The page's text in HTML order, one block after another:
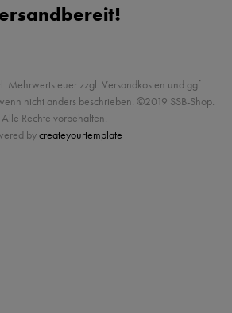
Mehrwertsteuer zzgl. Versandkosten und ggf.
nicht anders beschrieben. ©2019 SSB-Shop.
Alle Rechte vorbehalten.
bycreateyourtemplate